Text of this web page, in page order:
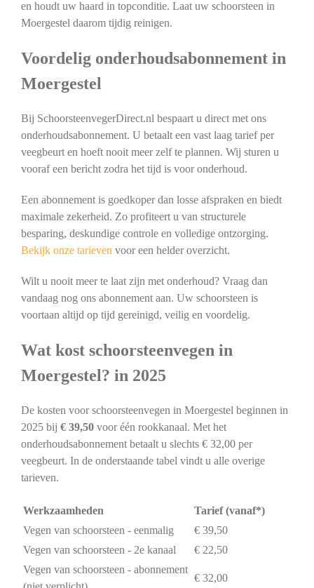
en houdt uw haard in topconditie. Laat uw schoorsteen in
Moergestel daarom tijdig reinigen.
Voordelig onderhoudsabonnement in
Moergestel
Bij SchoorsteenvegerDirect.nl bespaart u direct met ons
onderhoudsabonnement. U betaalt een vast laag tarief per
veegbeurt en hoeft nooit meer zelf te plannen. Wij sturen u
vooraf een bericht zodra het tijd is voor onderhoud.
Een abonnement is goedkoper dan losse afspraken en biedt
maximale zekerheid. Zo profiteert u van structurele
besparing, deskundige controle en volledige ontzorging.
Bekijk onze tarieven voor een helder overzicht.
Wilt u nooit meer te laat zijn met onderhoud? Vraag dan
vandaag nog ons abonnement aan. Uw schoorsteen is
voortaan altijd op tijd gereinigd, veilig en voordelig.
Wat kost schoorsteenvegen in
Moergestel? in 2025
De kosten voor schoorsteenvegen in Moergestel beginnen in
2025 bij € 39,50voor één rookkanaal. Met het
onderhoudsabonnement betaalt u slechts € 32,00 per
veegbeurt. In de onderstaande tabel vindt u alle overige
tarieven.
Werkzaamheden
Tarief (vanaf*)
Vegen van schoorsteen - eenmalig
€ 39,50
Vegen van schoorsteen - 2e kanaal
€ 22,50
Vegen van schoorsteen - abonnement
€ 32,00